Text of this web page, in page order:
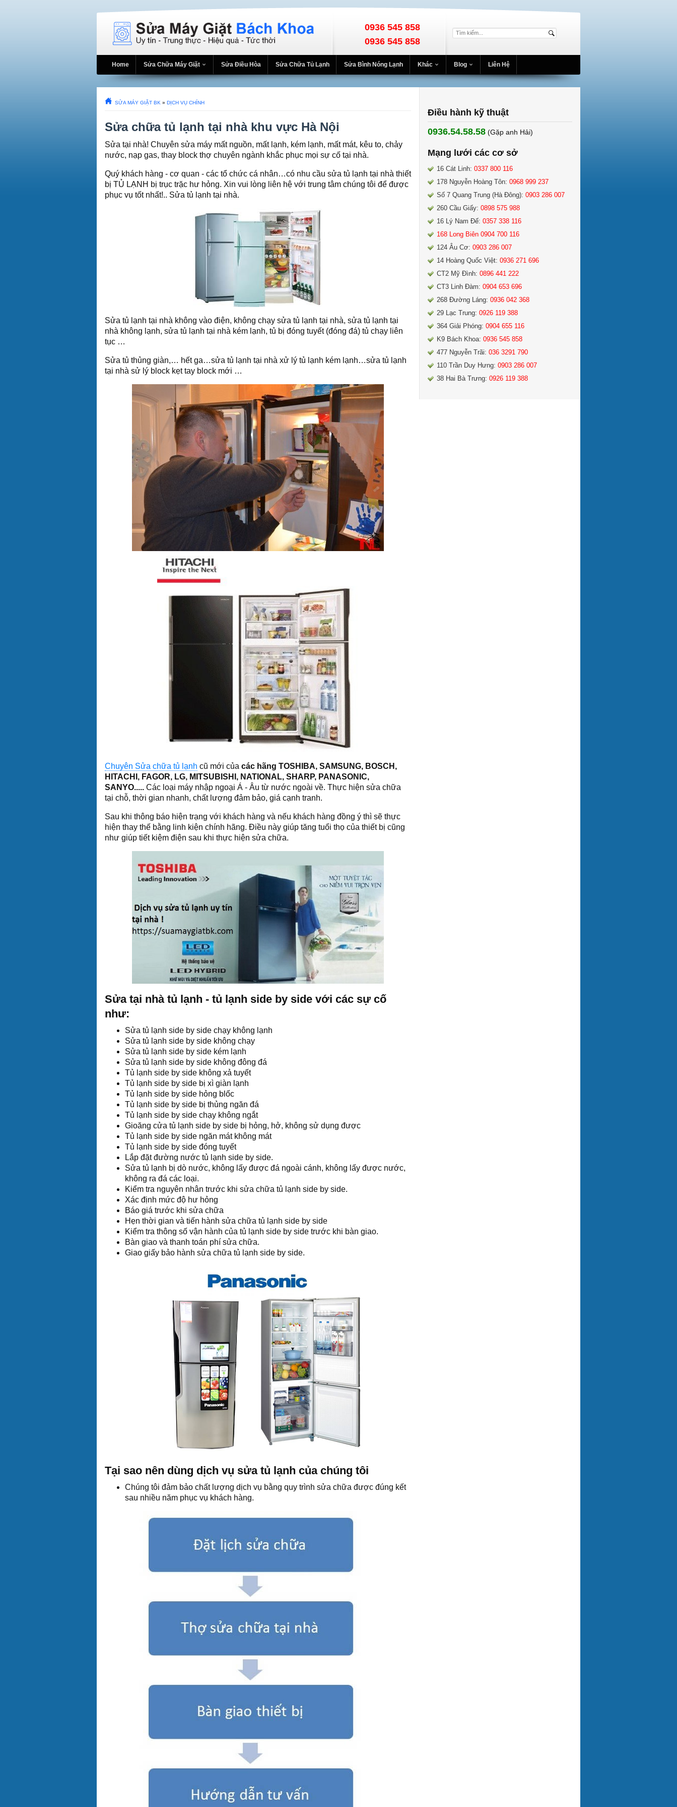
0936 545 858
0936 545 858
Home Sửa Chữa Máy Giặt Sửa Điều Hòa Sửa Chữa Tủ Lạnh Sửa Bình Nóng Lạnh Khác Blog Liên Hệ
SỬA MÁY GIẶT BK » DỊCH VỤ CHÍNH
Sửa chữa tủ lạnh tại nhà khu vực Hà Nội
Sửa tại nhà! Chuyên sửa máy mất nguồn, mất lạnh, kém lạnh, mất mát, kêu to, chảy
nước, nạp gas, thay block thợ chuyên ngành khắc phục mọi sự cố tại nhà.
Quý khách hàng - cơ quan - các tổ chức cá nhân…có nhu cầu sửa tủ lạnh tại nhà thiết
bị TỦ LẠNH bị trục trặc hư hỏng. Xin vui lòng liên hệ với trung tâm chúng tôi để được
phục vụ tốt nhất!.. Sửa tủ lạnh tại nhà.
Sửa tủ lạnh tại nhà không vào điện, không chạy sửa tủ lạnh tại nhà, sửa tủ lạnh tại
nhà không lạnh, sửa tủ lạnh tại nhà kém lạnh, tủ bị đóng tuyết (đóng đá) tủ chạy liên
tục …
Sửa tủ thủng giàn,… hết ga…sửa tủ lạnh tại nhà xử lý tủ lạnh kém lạnh…sửa tủ lạnh
tại nhà sử lý block kẹt tay block mới …
Chuyên Sửa chữa tủ lạnh cũ mới của các hãng TOSHIBA, SAMSUNG, BOSCH,
HITACHI, FAGOR, LG, MITSUBISHI, NATIONAL, SHARP, PANASONIC,
SANYO..... Các loại máy nhập ngoại Á - Âu từ nước ngoài về. Thực hiện sửa chữa
tại chỗ, thời gian nhanh, chất lượng đảm bảo, giá cạnh tranh.
Sau khi thông báo hiện trạng với khách hàng và nếu khách hàng đồng ý thì sẽ thực
hiện thay thế bằng linh kiện chính hãng. Điều này giúp tăng tuổi thọ của thiết bị cũng
như giúp tiết kiệm điện sau khi thực hiện sửa chữa.
Sửa tại nhà tủ lạnh - tủ lạnh side by side với các sự cố
như:
Sửa tủ lạnh side by side chạy không lạnh
Sửa tủ lạnh side by side không chạy
Sửa tủ lạnh side by side kém lạnh
Sửa tủ lạnh side by side không đông đá
Tủ lạnh side by side không xả tuyết
Tủ lạnh side by side bị xì giàn lạnh
Tủ lạnh side by side hỏng blốc
Tủ lạnh side by side bị thủng ngăn đá
Tủ lạnh side by side chạy không ngắt
Gioăng cửa tủ lạnh side by side bị hỏng, hở, không sử dụng được
Tủ lạnh side by side ngăn mát không mát
Tủ lạnh side by side đóng tuyết
Lắp đặt đường nước tủ lạnh side by side.
Sửa tủ lạnh bị dò nước, không lấy được đá ngoài cánh, không lấy được nước,
không ra đá các loại.
Kiểm tra nguyên nhân trước khi sửa chữa tủ lạnh side by side.
Xác định mức độ hư hỏng
Báo giá trước khi sửa chữa
Hẹn thời gian và tiến hành sửa chữa tủ lạnh side by side
Kiểm tra thông số vận hành của tủ lạnh side by side trước khi bàn giao.
Bàn giao và thanh toán phí sửa chữa.
Giao giấy bảo hành sửa chữa tủ lạnh side by side.
Tại sao nên dùng dịch vụ sửa tủ lạnh của chúng tôi
Chúng tôi đảm bảo chất lượng dịch vụ bằng quy trình sửa chữa được đúng kết
sau nhiều năm phục vụ khách hàng.
Điều hành kỹ thuật
0936.54.58.58(Gặp anh Hải) ​
Mạng lưới các cơ sở
16 Cát Linh: 0337 800 116
178 Nguyễn Hoàng Tôn: 0968 999 237
Số 7 Quang Trung (Hà Đông): 0903 286 007
260 Cầu Giấy: 0898 575 988
16 Lý Nam Đế: 0357 338 116
168 Long Biên 0904 700 116
124 Âu Cơ: 0903 286 007
14 Hoàng Quốc Việt: 0936 271 696
CT2 Mỹ Đình: 0896 441 222
CT3 Linh Đàm: 0904 653 696
268 Đường Láng: 0936 042 368
29 Lạc Trung: 0926 119 388
364 Giải Phóng: 0904 655 116
K9 Bách Khoa: 0936 545 858
477 Nguyễn Trãi: 036 3291 790
110 Trần Duy Hưng: 0903 286 007
38 Hai Bà Trưng: 0926 119 388